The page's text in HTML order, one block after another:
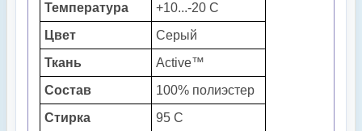
Температура
+10...-20 С
Цвет
Серый
Ткань
Active™
Состав
100% полиэстер
Стирка
95 С